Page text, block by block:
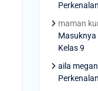
maman
Masuknya
Kelas 9
aila